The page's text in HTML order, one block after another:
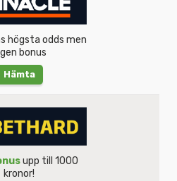
högsta odds men
bonus
Hämta
upp till 1000
kronor!